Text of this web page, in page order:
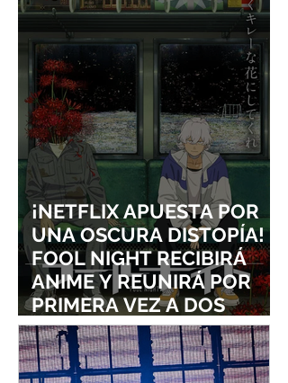
¡NETFLIX APUESTA POR
UNA OSCURA DISTOPÍA!
FOOL NIGHT RECIBIRÁ
ANIME Y REUNIRÁ POR
PRIMERA VEZ A DOS
ESTUDIOS LEGENDARIOS